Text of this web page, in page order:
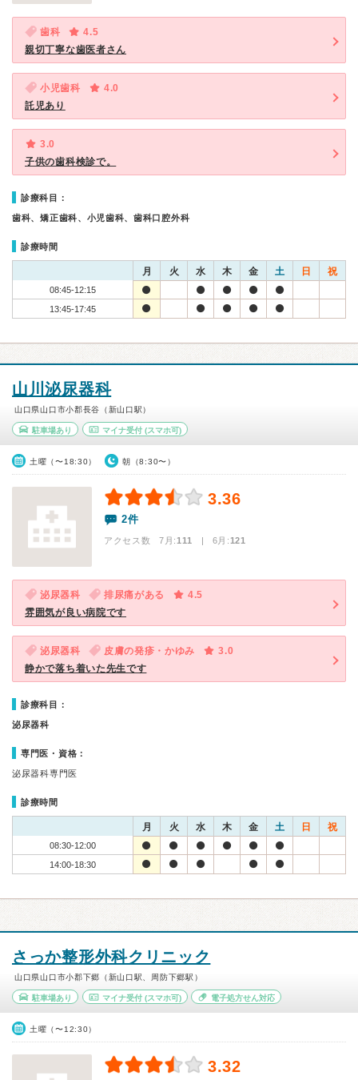
歯科
4.5
親切丁寧な歯医者さん
小児歯科
4.0
託児あり
3.0
子供の歯科検診で。
診療科目：
歯科、矯正歯科、小児歯科、歯科口腔外科
診療時間
月 火 水 木 金 土 日 祝
08:45-12:15
13:45-17:45
山川泌尿器科
山口県山口市小郡長谷（新山口駅）
駐車場あり マイナ受付(スマホ可)
土曜（〜18:30） 朝（8:30〜）
3.36
2件
アクセス数 7月:111 | 6月:121
泌尿器科 排尿痛がある
4.5
雰囲気が良い病院です
泌尿器科 皮膚の発疹・かゆみ
3.0
静かで落ち着いた先生です
診療科目：
泌尿器科
専門医・資格：
泌尿器科専門医
診療時間
月 火 水 木 金 土 日 祝
08:30-12:00
14:00-18:30
さっか整形外科クリニック
山口県山口市小郡下郷（新山口駅、周防下郷駅）
駐車場あり マイナ受付(スマホ可) 電子処方せん対応
土曜（〜12:30）
3.32